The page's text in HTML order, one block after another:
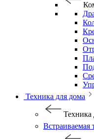
Техника для дома
Техника
Встраиваемая